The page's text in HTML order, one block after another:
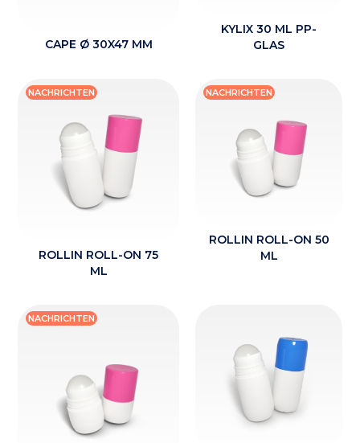
CAPE Ø 30X47 MM
KYLIX 30 ML PP-
GLAS
NACHRICHTEN
ROLLIN ROLL-ON 75
ML
NACHRICHTEN
ROLLIN ROLL-ON 50
ML
NACHRICHTEN